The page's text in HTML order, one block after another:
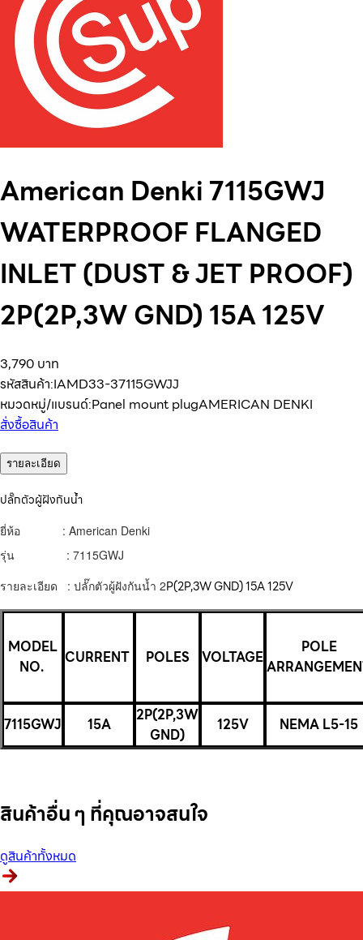
American Denki 7115GWJ
WATERPROOF FLANGED
INLET (DUST & JET PROOF)
2P(2P,3W GND) 15A 125V
3,790 บาท
รหัสสินค้า:IAMD33-37115GWJJ
หมวดหมู่/แบรนด์:Panel mount plugAMERICAN DENKI
สั่งซื้อสินค้า
รายละเอียด
ปลั๊กตัวผู้ฝังกันน้ำ
ยี่ห้อ : American Denki
รุ่น : 7115GWJ
รายละเอียด : ปลั๊กตัวผู้ฝังกันน้ำ 2P(2P,3W GND) 15A 125V
MODEL
NO.
CURRENT POLES VOLTAGE
POLE
7115GWJ 15A
2P(2P,3W
GND)
125V NEMA L5-15
สินค้าอื่น ๆ ที่คุณอาจสนใจ
ดูสินค้าทั้งหมด